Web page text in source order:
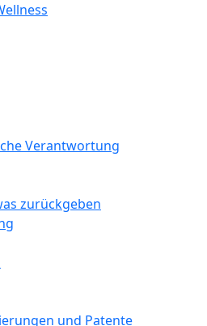
Verantwortung
zurückgeben
und Patente